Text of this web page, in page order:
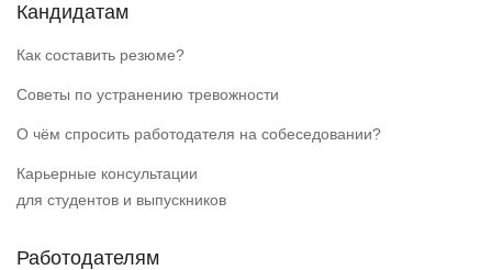
Кандидатам
Как составить резюме?
Советы по устранению тревожности
О чём спросить работодателя на собеседовании?
Карьерные консультации
для студентов и выпускников
Работодателям